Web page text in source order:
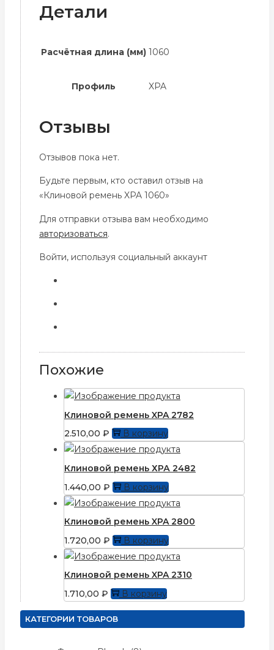
Детали
Расчётная длина (мм) 1060
Профиль XPA
Отзывы
Отзывов пока нет.
Будьте первым, кто оставил отзыв на
«Клиновой ремень XPA 1060»
Для отправки отзыва вам необходимо
авторизоваться.
Войти, используя социальный аккаунт
Похожие
Клиновой ремень XPA 2782
2.510,00 ₽ В корзину
Клиновой ремень ХРА 2482
1.440,00 ₽ В корзину
Клиновой ремень XPA 2800
1.720,00 ₽ В корзину
Клиновой ремень XPA 2310
1.710,00 ₽ В корзину
КАТЕГОРИИ ТОВАРОВ